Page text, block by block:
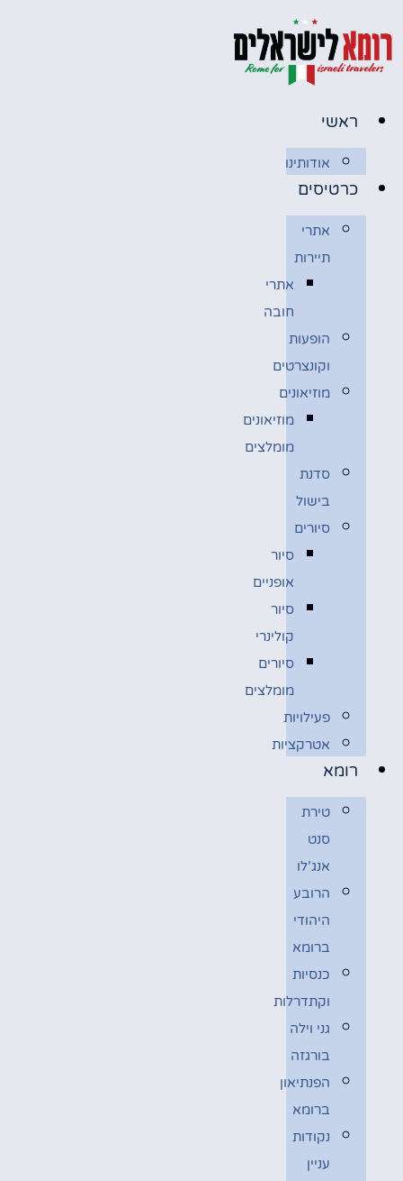
לתוכן
ראשי
אודותינו
כרטיסים
אתרי
תיירות
אתרי
חובה
הופעות
וקונצרטים
מוזיאונים
מוזיאונים
מומלצים
סדנת
בישול
סיורים
סיור
אופניים
סיור
קולינרי
סיורים
מומלצים
פעילויות
אטרקציות
רומא
טירת
סנט
אנג’לו
הרובע
היהודי
ברומא
כנסיות
וקתדרלות
גני וילה
בורגזה
הפנתיאון
ברומא
נקודות
עניין